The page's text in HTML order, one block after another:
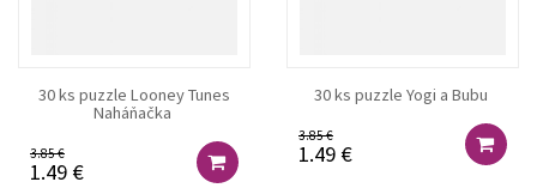
30 ks puzzle Looney Tunes
Naháňačka
3.85 €
1.49 €
30 ks puzzle Yogi a Bubu
3.85 €
1.49 €